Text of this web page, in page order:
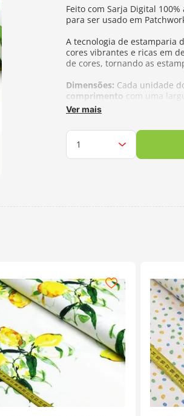
Feito com Sarja Digital
para ser usado em
A tecnologia de estamparia
cores vibrantes e ricas em
de cores, tornando as
Dimensões: Cada unidade
comprimento com uma
para1,5 metros, escolha 3
independentemente da
cortes
Fabricante:
Fernando Maluhy
Ver mais